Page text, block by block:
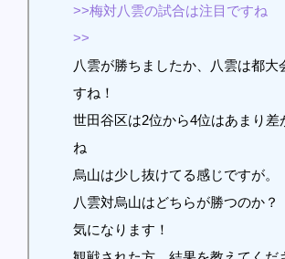
>>梅対八雲の試合は注目ですね
>>
八雲が勝ちましたか、八雲は都大
すね！
世田谷区は2位から4位はあまり差
ね
烏山は少し抜けてる感じですが。
八雲対烏山はどちらが勝つのか？
気になります！